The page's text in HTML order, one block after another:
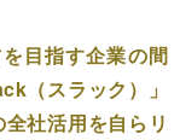
目指す企業の間
（スラック）」
社活用を自らリ